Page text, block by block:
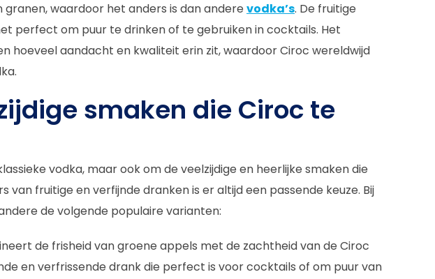
waardoor het anders is dan andere vodka’s. De fruitige
perfect om puur te drinken of te gebruiken in cocktails. Het
hoeveel aandacht en kwaliteit erin zit, waardoor Ciroc wereldwijd
smaken die Ciroc te
vodka, maar ook om de veelzijdige en heerlijke smaken die
fruitige en verfijnde dranken is er altijd een passende keuze. Bij
de volgende populaire varianten:
de frisheid van groene appels met de zachtheid van de Ciroc
en verfrissende drank die perfect is voor cocktails of om puur van